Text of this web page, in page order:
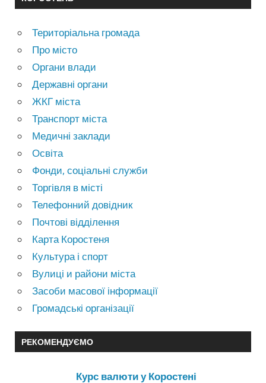
Територіальна громада
Про місто
Органи влади
Державні органи
ЖКГ міста
Транспорт міста
Медичні заклади
Освіта
Фонди, соціальні служби
Торгівля в місті
Телефонний довідник
Почтові відділення
Карта Коростеня
Культура і спорт
Вулиці и райони міста
Засоби масової інформації
Громадські організації
РЕКОМЕНДУЄМО
Курс валюти у Коростені